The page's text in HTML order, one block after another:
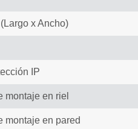
x Ancho)
IP
montaje en riel
montaje en pared